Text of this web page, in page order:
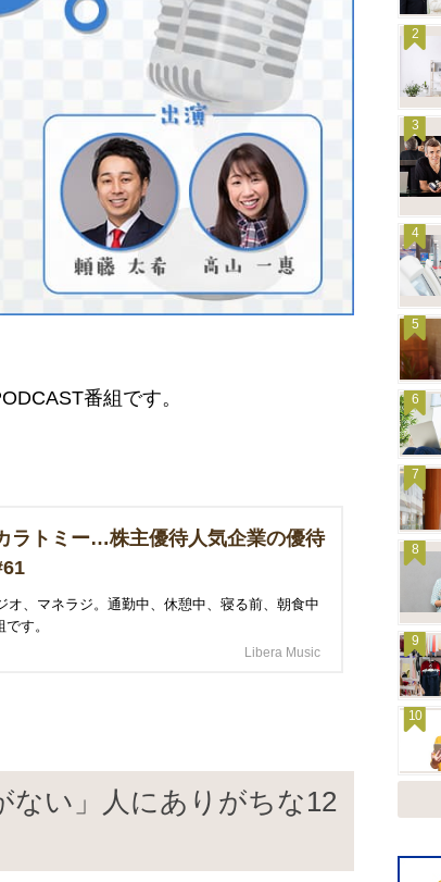
番組です。
ラトミー…株主優待人気企業の優待
オ、マネラジ。通勤中、休憩中、寝る前、朝食中
す。
Libera Music
ない」人にありがちな12
2
3
4
5
6
7
8
9
10